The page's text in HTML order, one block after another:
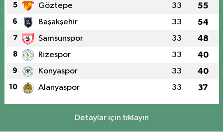
5 Göztepe 33 55
6 Başakşehir 33 54
7 Samsunspor 33 48
8 Rizespor 33 40
9 Konyaspor 33 40
10 Alanyaspor 33 37
Detaylar için tıklayın